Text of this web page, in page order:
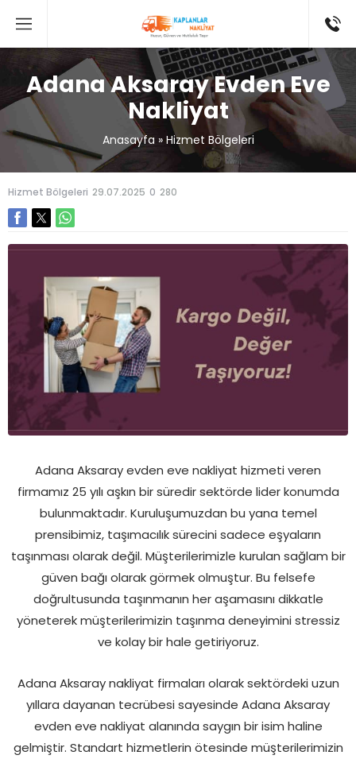
Adana Aksaray Evden Eve
Nakliyat
Anasayfa» Hizmet Bölgeleri
Hizmet Bölgeleri 29.07.2025 0 280
Adana Aksaray evden eve nakliyat hizmeti veren
firmamız 25 yılı aşkın bir süredir sektörde lider konumda
bulunmaktadır. Kuruluşumuzdan bu yana temel
prensibimiz, taşımacılık sürecini sadece eşyaların
taşınması olarak değil. Müşterilerimizle kurulan sağlam bir
güven bağı olarak görmek olmuştur. Bu felsefe
doğrultusunda taşınmanın her aşamasını dikkatle
yöneterek müşterilerimizin taşınma deneyimini stressiz
ve kolay bir hale getiriyoruz.
Adana Aksaray nakliyat firmaları olarak sektördeki uzun
yıllara dayanan tecrübesi sayesinde Adana Aksaray
evden eve nakliyat alanında saygın bir isim haline
gelmiştir. Standart hizmetlerin ötesinde müşterilerimizin